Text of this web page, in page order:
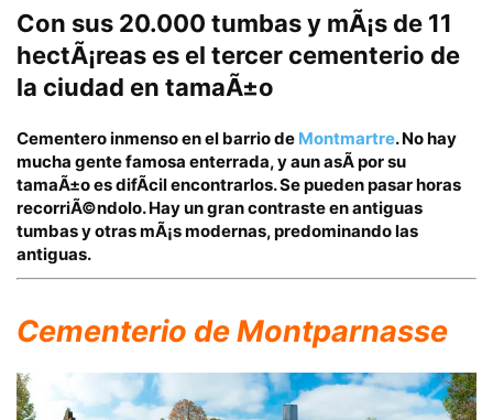
Con sus 20.000 tumbas y mÃ¡s de 11
hectÃ¡reas es el tercer cementerio de
la ciudad en tamaÃ±o
Cementero inmenso en el barrio de Montmartre. No hay
mucha gente famosa enterrada, y aun asÃ­ por su
tamaÃ±o es difÃ­cil encontrarlos.Se pueden pasar horas
recorriÃ©ndolo. Hay un gran contraste en antiguas
tumbas y otras mÃ¡s modernas, predominando las
antiguas.
Cementerio de Montparnasse